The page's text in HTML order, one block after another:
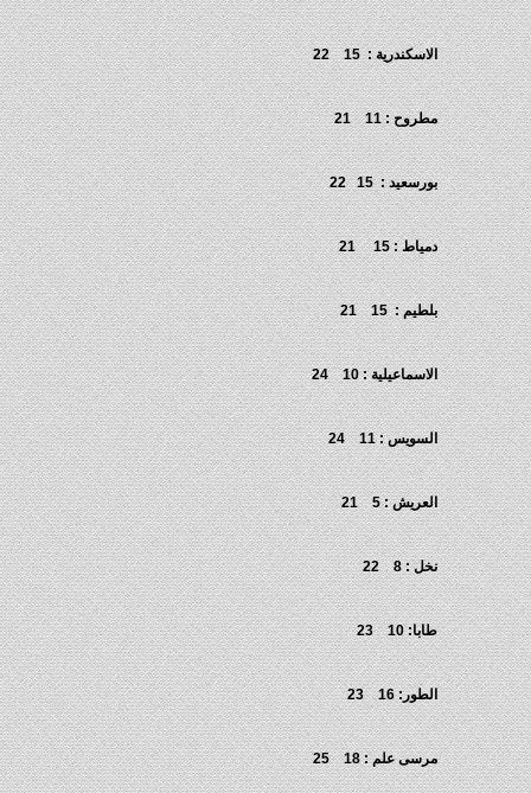
الاسكندرية : 15 22
مطروح : 11 21
بورسعيد : 15 22
دمياط : 15 21
بلطيم : 15 21
الاسماعيلية : 10 24
السويس : 11 24
العريش : 5 21
نخل : 8 22
طابا: 10 23
الطور: 16 23
مرسى علم : 18 25